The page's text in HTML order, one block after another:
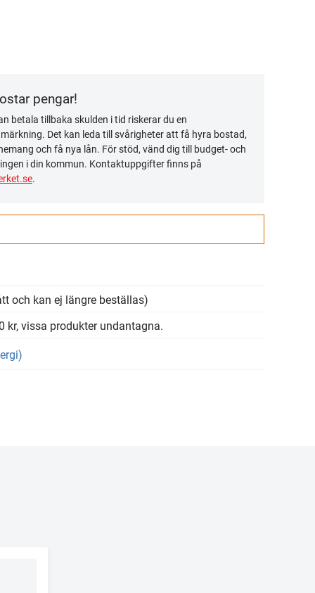
pengar!
betala tillbaka skulden i tid riskerar du en
Det kan leda till svårigheter att få hyra bostad,
och få nya lån. För stöd, vänd dig till budget- och
i din kommun. Kontaktuppgifter finns på
.
och kan ej längre beställas)
kr, vissa produkter undantagna.